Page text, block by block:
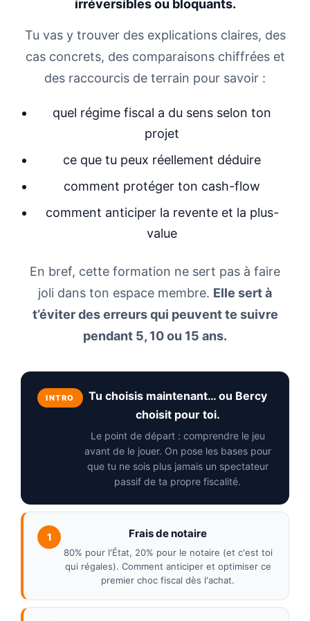
irréversibles ou bloquants.
Tu vas y trouver des explications claires, des
cas concrets, des comparaisons chiffrées et
des raccourcis de terrain pour savoir :
quel régime fiscal a du sens selon ton
projet
ce que tu peux réellement déduire
comment protéger ton cash-flow
comment anticiper la revente et la plus-
value
En bref, cette formation ne sert pas à faire
joli dans ton espace membre. Elle sert à
t’éviter des erreurs qui peuvent te suivre
pendant 5, 10 ou 15 ans.
INTRO
Tu choisis maintenant… ou Bercy
choisit pour toi.
Le point de départ : comprendre le jeu
avant de le jouer. On pose les bases pour
que tu ne sois plus jamais un spectateur
passif de ta propre fiscalité.
1 Frais de notaire
80% pour l'État, 20% pour le notaire (et c'est toi
qui régales). Comment anticiper et optimiser ce
premier choc fiscal dès l'achat.